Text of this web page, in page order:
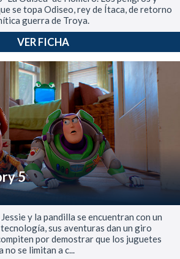
se topa Odiseo, rey de Ítaca, de retorno
guerra de Troya.
VER FICHA
5
y la pandilla se encuentran con un
sus aventuras dan un giro
por demostrar que los juguetes
no se limitan a c...